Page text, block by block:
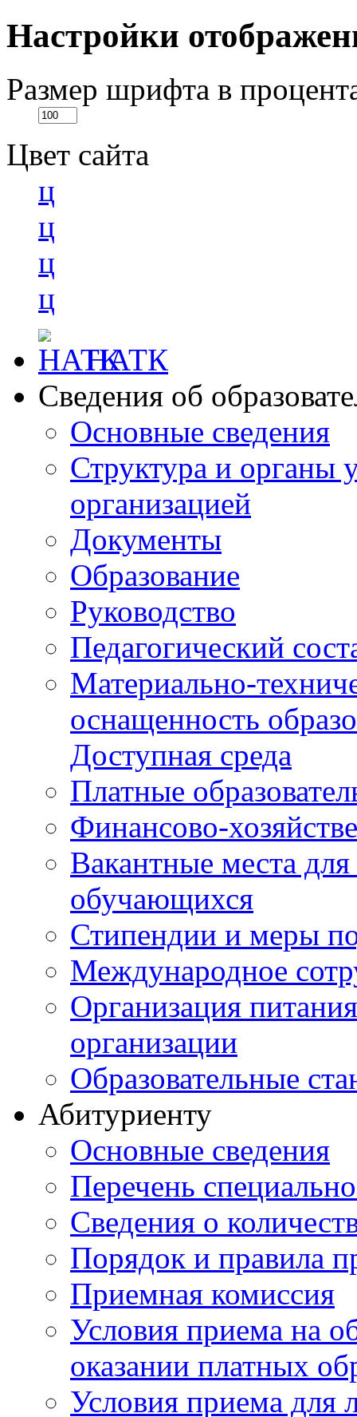
Настройки
Размер шрифта в
Цвет сайта
ц
ц
ц
ц
НАТК
Сведения об
Основные сведения
Структура и органы
организацией
Документы
Образование
Руководство
Педагогический
Материально-
оснащенность
Доступная среда
Платные
Финансово-
Вакантные места
обучающихся
Стипендии и меры
Международное
Организация
организации
Образовательные
Абитуриенту
Основные сведения
Перечень
Cведения о
Порядок и правила
Приемная комиссия
Условия приема на
оказании платных
Условия приема для